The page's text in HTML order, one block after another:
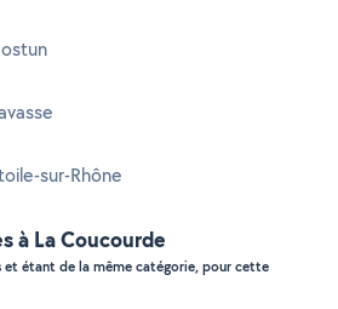
sur-Rhône
à La Coucourde
et étant de la même catégorie, pour cette